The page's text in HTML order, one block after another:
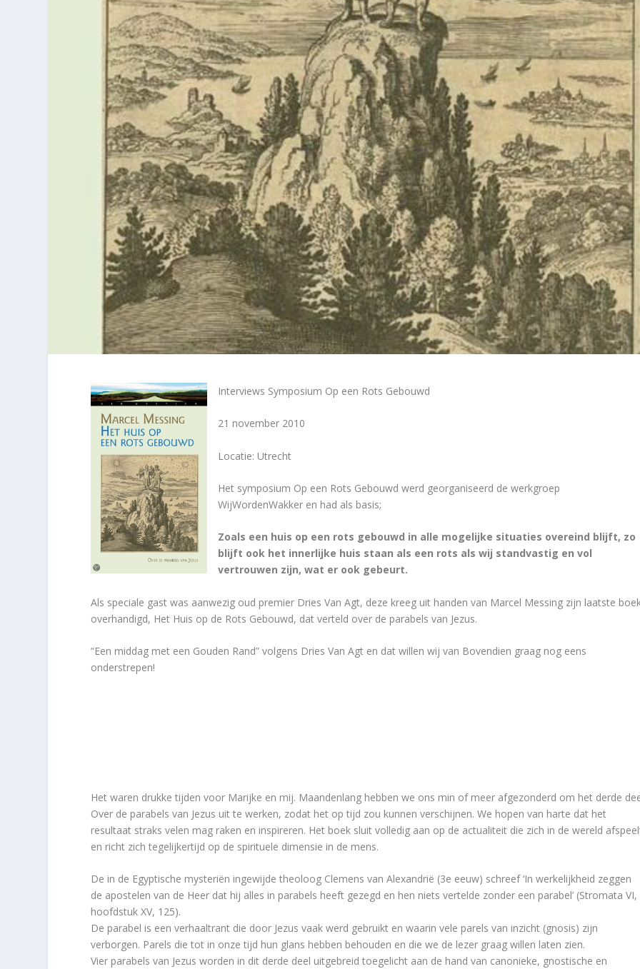
Interviews Symposium Op een Rots Gebouwd
21 november 2010
Locatie: Utrecht
Het symposium Op een Rots Gebouwd werd georganiseerd de werkgroep
WijWordenWakker en had als basis;
Zoals een huis op een rots gebouwd in alle mogelijke situaties overeind blijft, zo
blijft ook het innerlijke huis staan als een rots als wij standvastig en vol
vertrouwen zijn, wat er ook gebeurt.
Als speciale gast was aanwezig oud premier Dries Van Agt, deze kreeg uit handen van Marcel Messing zijn laatste
overhandigd, Het Huis op de Rots Gebouwd, dat verteld over de parabels van Jezus.
“Een middag met een Gouden Rand” volgens Dries Van Agt en dat willen wij van Bovendien graag nog eens
onderstrepen!
Het waren drukke tijden voor Marijke en mij. Maandenlang hebben we ons min of meer afgezonderd om het derde
Over de parabels van Jezus uit te werken, zodat het op tijd zou kunnen verschijnen. We hopen van harte dat het
resultaat straks velen mag raken en inspireren. Het boek sluit volledig aan op de actualiteit die zich in de wereld
en richt zich tegelijkertijd op de spirituele dimensie in de mens.
De in de Egyptische mysteriën ingewijde theoloog Clemens van Alexandrië (3e eeuw) schreef ‘In werkelijkheid zeggen
de apostelen van de Heer dat hij alles in parabels heeft gezegd en hen niets vertelde zonder een parabel’ (Stromata VI,
hoofdstuk XV, 125).
De parabel is een verhaaltrant die door Jezus vaak werd gebruikt en waarin vele parels van inzicht (gnosis) zijn
verborgen. Parels die tot in onze tijd hun glans hebben behouden en die we de lezer graag willen laten zien.
Vier parabels van Jezus worden in dit derde deel uitgebreid toegelicht aan de hand van canonieke, gnostische en